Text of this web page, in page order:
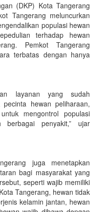
(DKP) Kota Tangerang
Tangerang meluncurkan
populasi hewan
terhadap hewan
Pemkot Tangerang
terbatas dengan hanya
layanan yang sudah
hewan peliharaan,
mengontrol populasi
berbagai penyakit,” ujar
juga menetapkan
bagi masyarakat yang
seperti wajib memiliki
Tangerang, hewan tidak
kelamin jantan, hewan